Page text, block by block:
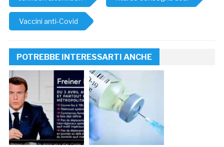
Vaccini anti-Covid
POTREBBE INTERESSARTI ANCHE